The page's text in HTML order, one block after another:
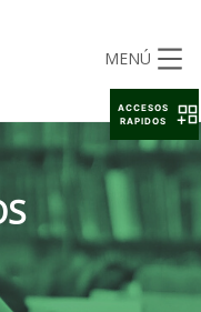
MENÚ
ACCESOS
RAPIDOS